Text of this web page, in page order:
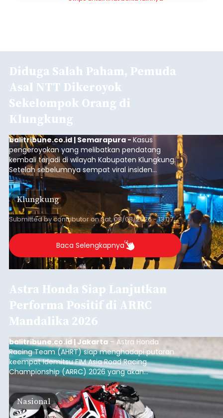
Diduga Salah Paham, Pemuda
Asal NTT Dikeroyok
Sekelompok Orang di
Klungkung
balitribune.co.id | Semarapura -Kasus
pengeroyokan yang melibatkan pendatang
kembali terjadi di wilayah Kabupaten Klungkung.
Setelah sebelumnya sempat viral insiden
keributan di barat Pasar Galiran, peristiwa serupa
kini menimpa seorang pemuda asal Kabupaten
Sumba Barat Daya (SBD), Nusa Tenggara Timur
(NTT).
Klungkung
Submitted bycontributoronSat, 08/08/2026 - 13:07
Baca Selengkapnya
Astra Honda Siap Lanjutkan
Performa Positif di ARRC
Mandalika 2026
balitribune.co.id | Jakarta – Astra Honda
Racing Team (AHRT) siap menghadapi putaran
keempat Idemitsu FIM Asia Road Racing
Championship (ARRC) 2026 yang akan
berlangsung di Pertamina Mandalika
International Circuit, Lombok, Nusa Tenggara
Barat, pada 7–9 Agustus 2026.
Nasional